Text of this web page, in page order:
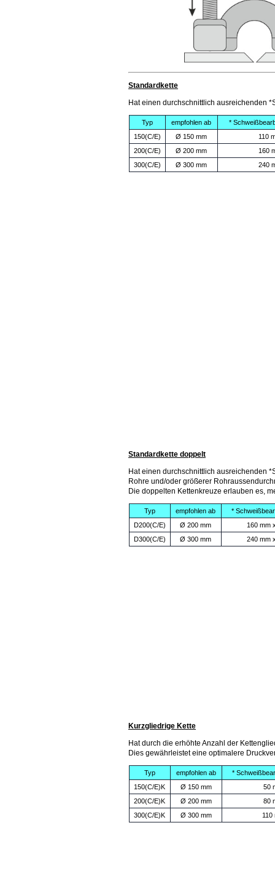
Standardkette
Hat einen durchschnittlich ausreichenden
Typ empfohlen ab
*
150(C/E)
Ø 150 mm
110
200(C/E)
Ø 200 mm
160
300(C/E)
Ø 300 mm 240
Standardkette doppelt
Hat einen durchschnittlich ausreichenden
Rohre und/oder größerer
Die doppelten Kettenkreuze erlauben es,
Typ empfohlen ab
*
D200(C/E)
Ø 200 mm
160 mm
D300(C/E)
Ø 300 mm 240 mm
Kurzgliedrige Kette
Hat durch die erhöhte Anzahl der
Dies gewährleistet eine optimalere
Typ empfohlen ab
*
150(C/E)K
Ø 150 mm
50
200(C/E)K
Ø 200 mm
80
300(C/E)K
Ø 300 mm 110